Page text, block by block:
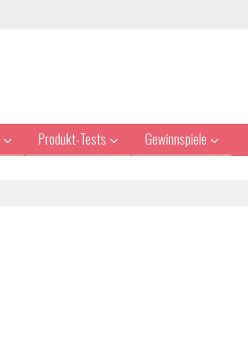
Produkt-Tests Gewinnspiele